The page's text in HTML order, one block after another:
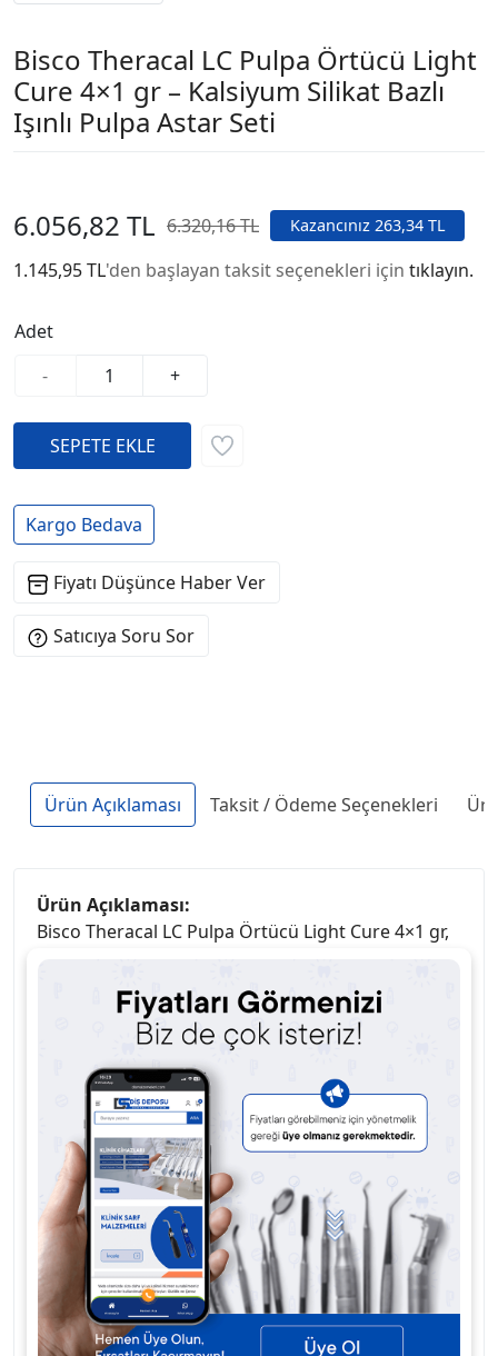
Bisco Theracal LC Pulpa Örtücü Light
Cure 4×1 gr – Kalsiyum Silikat Bazlı
Işınlı Pulpa Astar Seti
6.056,82 TL 6.320,16 TL Kazancınız 263,34 TL
1.145,95 TL'den başlayan taksit seçenekleri için tıklayın.
Adet
-
+
Kargo Bedava
Fiyatı Düşünce Haber Ver
Satıcıya Soru Sor
Ürün Açıklaması Taksit / Ödeme Seçenekleri
Ürün Açıklaması:
Bisco Theracal LC Pulpa Örtücü Light Cure 4×1 gr,
doğrudan ve dolaylı pulpa örtü işlemleri için
geliştirilmiş, kalsiyum silikat bazlı ve ışıkla
sertleşen (light cure) bir pulpa astarıdır. Bu set,
dört adet 1 gramlık şırınga formunda ürün içerir
ve hem bireysel hem de çoklu uygulamalarda
kullanım kolaylığı sağlar.
Yüksek kalsiyum salınımı ile pulpa iyileşmesini
teşvik ederken, florür salınımı sayesinde sekonder
çürük oluşumunu önlemeye yardımcı olur.
Hidroksilapatit oluşumunu destekleyen formülü,
dentin köprülenmesini artırır ve restoratif
uygulamalarda ideal bir zemin hazırlar.
Nemli ortamlarda dahi etkin performans gösteren
bu ürün, mükemmel kenar adaptasyonu ve ışıkla